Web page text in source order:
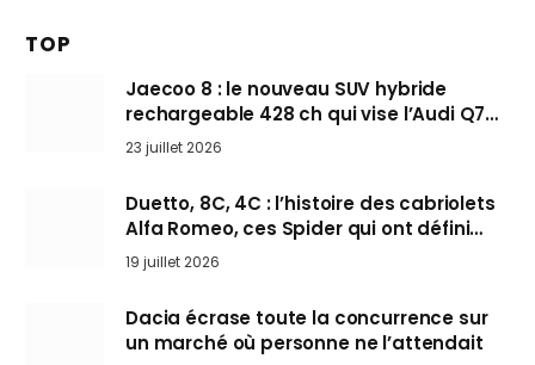
TOP
Jaecoo 8 : le nouveau SUV hybride
rechargeable 428 ch qui vise l’Audi Q7
arrive en Europe cet automne
23 juillet 2026
Duetto, 8C, 4C : l’histoire des cabriolets
Alfa Romeo, ces Spider qui ont défini
l’art de rouler cheveux au vent
19 juillet 2026
Dacia écrase toute la concurrence sur
un marché où personne ne l’attendait